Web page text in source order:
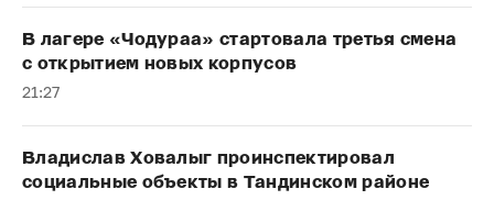
В лагере «Чодураа» стартовала третья смена
с открытием новых корпусов
21:27
Владислав Ховалыг проинспектировал
социальные объекты в Тандинском районе